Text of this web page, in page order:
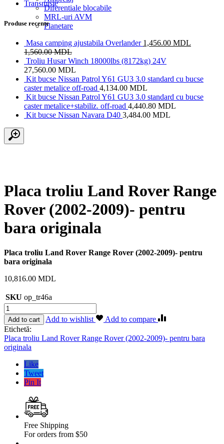
Diferentiale blocabile
MRL-uri AVM
Planetare
Transmisie
Produse recente
Masa camping ajustabila Overlander 1,456.00 MDL
1,560.00MDL
Troliu Husar Winch 18000lbs (8172kg) 24V
27,560.00 MDL
Kit bucse Nissan Patrol Y61 GU3 3.0 standard cu bucse
caster metalice off-road 4,134.00 MDL
Kit bucse Nissan Patrol Y61 GU3 3.0 standard cu bucse
caster metalice+stabiliz. off-road 4,440.80 MDL
Kit bucse Nissan Navara D40 3,484.00 MDL
Placa troliu Land Rover Range
Rover (2002-2009)- pentru
bara originala
Placa troliu Land Rover Range Rover (2002-2009)- pentru
bara originala
10,816.00 MDL
SKU op_tr46a
Cantitate
Placa
troliu
Land
Rover
Range
(2002-
2009)-
originala
Add to cart Add to wishlist
Add to compare
Etichetă:
Placa troliu Land Rover Range Rover (2002-2009)- pentru bara
originala
Like
Tweet
Pin It
Free Shipping
For orders from $50